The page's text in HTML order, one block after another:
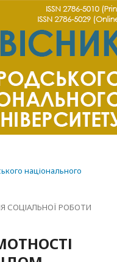
національного
СОЦІАЛЬНОЇ РОБОТИ